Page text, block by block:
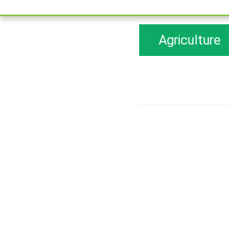
Agriculture